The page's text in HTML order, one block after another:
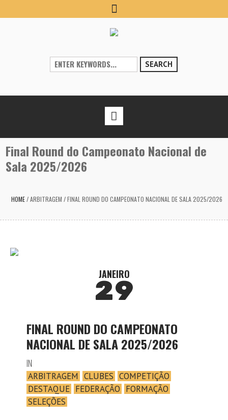
SEARCH
Final Round do Campeonato Nacional de
Sala 2025/2026
HOME/ARBITRAGEM /FINAL ROUND DO CAMPEONATO NACIONAL DE SALA 2025/2026
JANEIRO
29
FINAL ROUND DO CAMPEONATO
NACIONAL DE SALA 2025/2026
IN
ARBITRAGEM CLUBES COMPETIÇÃO
DESTAQUE FEDERAÇÃO FORMAÇÃO
SELEÇÕES